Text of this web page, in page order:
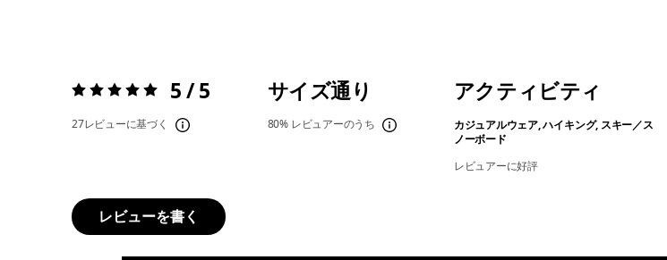
評価:5 / 5 5 / 5
27レビューに基づく
サイズ通り
80% レビュアーのうち
アクティビティ
カジュアルウェア, ハイキング, スキー／ス
ノーボード
レビュアーに好評
レビューを書く